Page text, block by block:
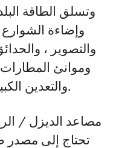
وتسلق الطاقة
وإضاءة الشوارع
والتصوير ،
وموانئ
والتعدين الكبيرة وغيرها من الصناعات.
مصاعد الديزل /
تحتاج إلى مصدر